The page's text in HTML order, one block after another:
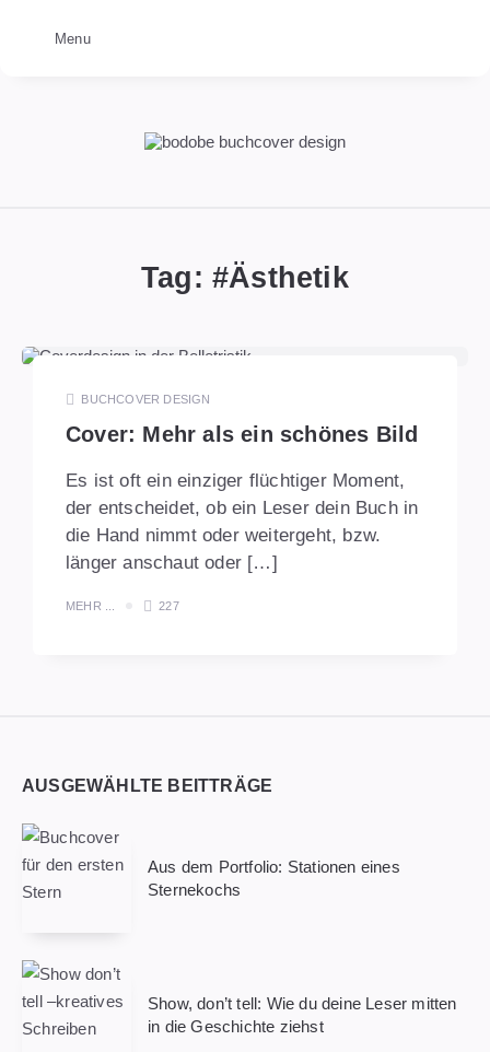
Tag: #Ästhetik
BUCHCOVER DESIGN
Cover: Mehr als ein schönes Bild
Es ist oft ein einziger flüchtiger Moment,
der entscheidet, ob ein Leser dein Buch in
die Hand nimmt oder weitergeht, bzw.
länger anschaut oder […]
MEHR ... 227
Widgets
AUSGEWÄHLTE BEITTRÄGE
Aus dem Portfolio: Stationen eines
Sternekochs
Show, don’t tell: Wie du deine Leser mitten
in die Geschichte ziehst
Menu